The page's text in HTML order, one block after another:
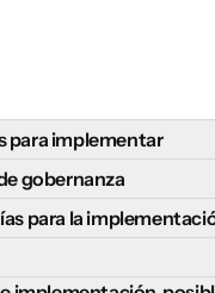
para implementar
concretas que
positiva para la
y el
en estanques,
gobernanza
eficaces que
son
gestión del agua
para la
guías clave para
del agua dulce